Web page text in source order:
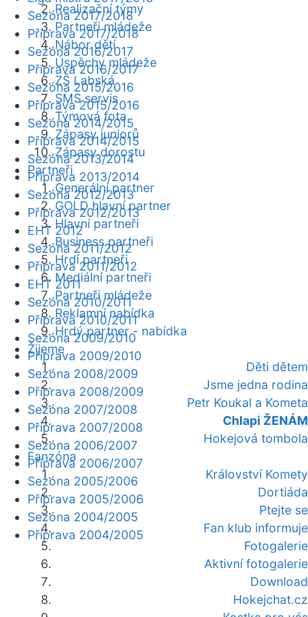
Realizační týmy
Partneři mládeže
Nábor dětí
Úspěchy mládeže
ZŠ Labská
SMS servis
Týmová fota
Zápasy juniorů
Zápasy dorostu
Partneři
Generální partner
GOLD hlavní partner
Hlavní partneři
Business partneři
Hrdí partneři
Mediální partneři
Partneři mládeže
Reklamní nabídka
Hrdý partner - nabídka
Žijeme
Děti dětem
Jsme jedna rodina
Petr Koukal a Kometa
Chlapi ŽENÁM
Hokejová tombola
Fanzóna
Království Komety
Dortiáda
Ptejte se
Fan klub informuje
Fotogalerie
Aktivní fotogalerie
Download
Hokejchat.cz
Sezóna 2017/2018
Příprava 2017/2018
Sezóna 2016/2017
Příprava 2016/2017
Sezóna 2015/2016
Příprava 2015/2016
Sezóna 2014/2015
Příprava 2014/2015
Sezóna 2013/2014
Příprava 2013/2014
Sezóna 2012/2013
Příprava 2012/2013
EHT 2012
Sezóna 2011/2012
Příprava 2011/2012
EHT 2011
Sezóna 2010/2011
Příprava 2010/2011
Sezóna 2009/2010
Příprava 2009/2010
Sezóna 2008/2009
Příprava 2008/2009
Sezóna 2007/2008
Příprava 2007/2008
Sezóna 2006/2007
Příprava 2006/2007
Sezóna 2005/2006
Příprava 2005/2006
Sezóna 2004/2005
Příprava 2004/2005